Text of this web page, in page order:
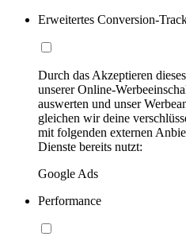
Erweitertes Conversion-
Durch das Akzeptieren
unserer Online-
auswerten und unser
gleichen wir deine
mit folgenden externen
Dienste bereits nutzt:
Google Ads
Performance